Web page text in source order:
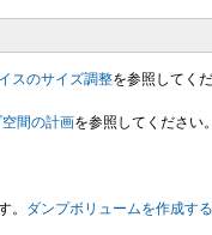
スのサイズ調整を参照してくだ
間の計画を参照してください。
ダンプボリュームを作成す